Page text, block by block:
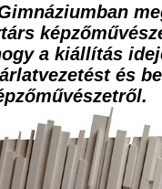
a kiállítás
és